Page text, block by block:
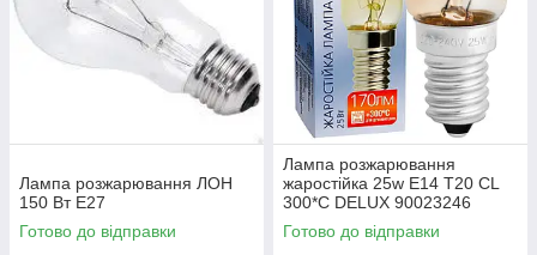
Лампа розжарювання ЛОН
150 Вт Е27
Готово до відправки
Лампа розжарювання
жаростійка 25w E14 T20 CL
300*C DELUX 90023246
Готово до відправки